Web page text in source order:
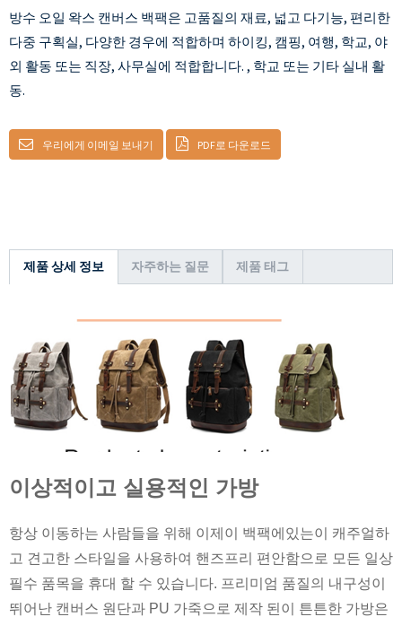
방수 오일 왁스 캔버스 백팩은 고품질의 재료, 넓고 다기능, 편리한
다중 구획실, 다양한 경우에 적합하며 하이킹, 캠핑, 여행, 학교, 야
외 활동 또는 직장, 사무실에 적합합니다. , 학교 또는 기타 실내 활
동.
우리에게 이메일 보내기 PDF로 다운로드
제품 상세 정보 자주하는 질문 제품 태그
이상적이고 실용적인 가방
항상 이동하는 사람들을 위해 이제이 백팩에있는이 캐주얼하
고 견고한 스타일을 사용하여 핸즈프리 편안함으로 모든 일상
필수 품목을 휴대 할 수 있습니다. 프리미엄 품질의 내구성이
뛰어난 캔버스 원단과 PU 가죽으로 제작 된이 튼튼한 가방은